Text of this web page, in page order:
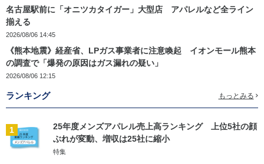
名古屋駅前に「オニツカタイガー」大型店 アパレルなど全ライン
揃える
2026/08/06 14:45
《熊本地震》経産省、LPガス事業者に注意喚起 イオンモール熊本
の調査で「爆発の原因はガス漏れの疑い」
2026/08/06 12:15
ランキング もっとみる
1
25年度メンズアパレル売上高ランキング 上位5社の顔
ぶれが変動、増収は25社に縮小
特集